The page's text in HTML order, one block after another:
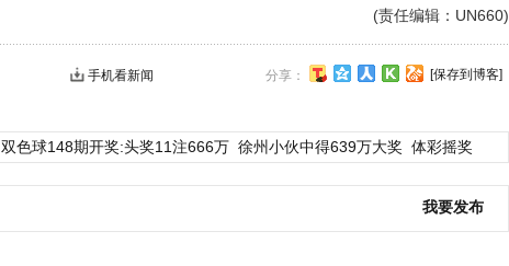
(责任编辑：UN660)
分享： [保存到博客]
手机看新闻
双色球148期开奖:头奖11注666万 徐州小伙中得639万大奖 体彩摇奖
我要发布